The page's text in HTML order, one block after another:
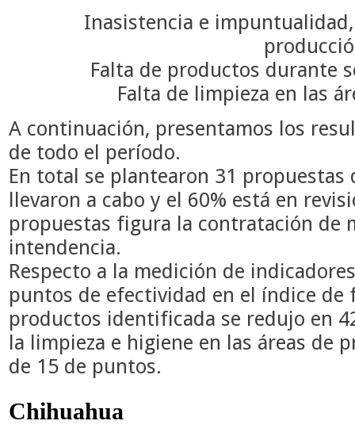
Inasistencia e
Falta de productos durante
Falta de limpieza en las
A continuación, presentamos los
de todo el período.
En total se plantearon 31 propuestas
llevaron a cabo y el 60% está en
propuestas figura la contratación de
intendencia.
Respecto a la medición de
puntos de efectividad en el índice de
productos identificada se redujo en
la limpieza e higiene en las áreas de
de 15 de puntos.
Chihuahua